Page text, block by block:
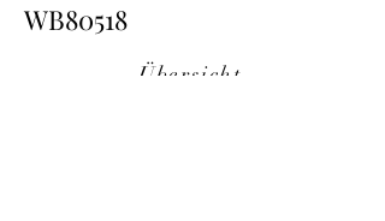
WB80518
Übersicht